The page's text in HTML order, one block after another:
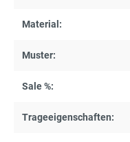
Material:
Muster:
Sale %:
Trageeigenschaften: